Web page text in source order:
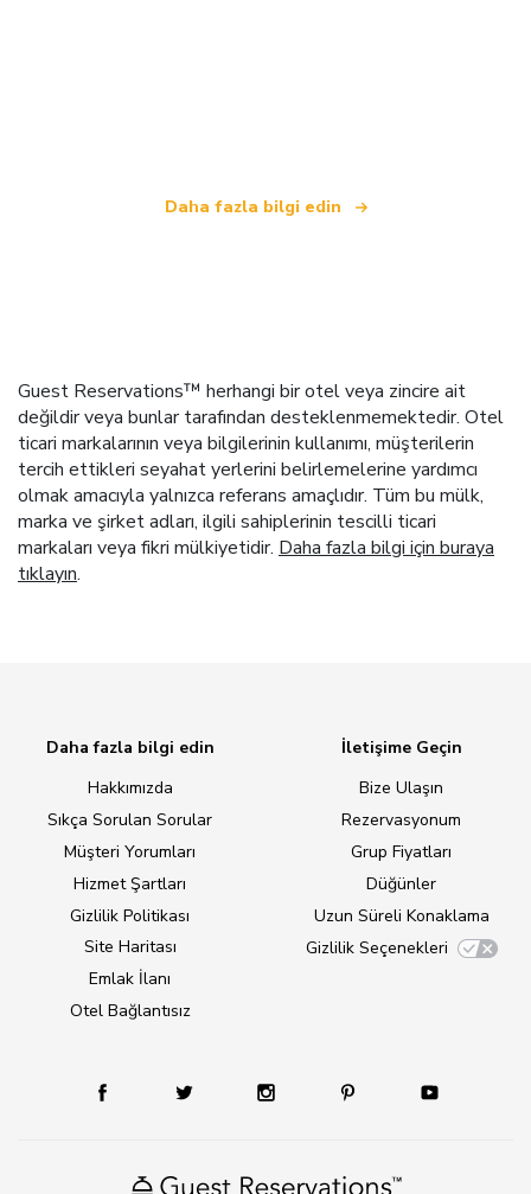
Daha fazla bilgi edin
Guest Reservations™ herhangi bir otel veya zincire ait
değildir veya bunlar tarafından desteklenmemektedir. Otel
ticari markalarının veya bilgilerinin kullanımı, müşterilerin
tercih ettikleri seyahat yerlerini belirlemelerine yardımcı
olmak amacıyla yalnızca referans amaçlıdır. Tüm bu mülk,
marka ve şirket adları, ilgili sahiplerinin tescilli ticari
markaları veya fikri mülkiyetidir. Daha fazla bilgi için buraya
tıklayın.
Daha fazla bilgi edin
Hakkımızda
Sıkça Sorulan Sorular
Müşteri Yorumları
Hizmet Şartları
Gizlilik Politikası
Site Haritası
Emlak İlanı
Otel Bağlantısız
İletişime Geçin
Bize Ulaşın
Rezervasyonum
Grup Fiyatları
Düğünler
Uzun Süreli Konaklama
Gizlilik Seçenekleri